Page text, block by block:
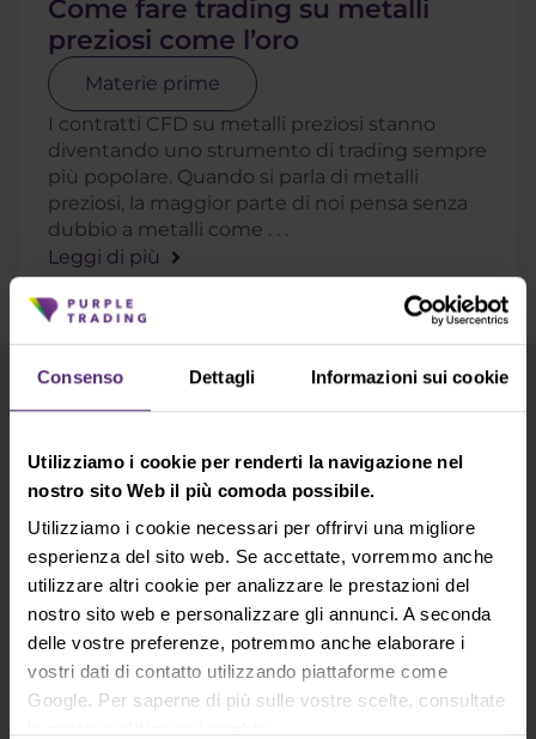
Consenso Dettagli Informazioni sui cookie
Utilizziamo i cookie per renderti la navigazione nel
nostro sito Web il più comoda possibile.
Utilizziamo i cookie necessari per offrirvi una migliore
esperienza del sito web. Se accettate, vorremmo anche
utilizzare altri cookie per analizzare le prestazioni del
nostro sito web e personalizzare gli annunci. A seconda
delle vostre preferenze, potremmo anche elaborare i
vostri dati di contatto utilizzando piattaforme come
Google. Per saperne di più sulle vostre scelte, consultate
Come fare trading su metalli
preziosi come l’oro
Materie prime
I contratti CFD su metalli preziosi stanno
diventando uno strumento di trading sempre
più popolare. Quando si parla di metalli
preziosi, la maggior parte di noi pensa senza
dubbio a metalli come . . .
Leggi di più
Utilizza i tag per una ricerca più rapida
Analisi fondamentale Analisi tecnica
Consigli per trading cTrader DAX
Elon Musk EURCZK EURUSD
Forex Futures GBPUSD
George Soros Google Indicatori